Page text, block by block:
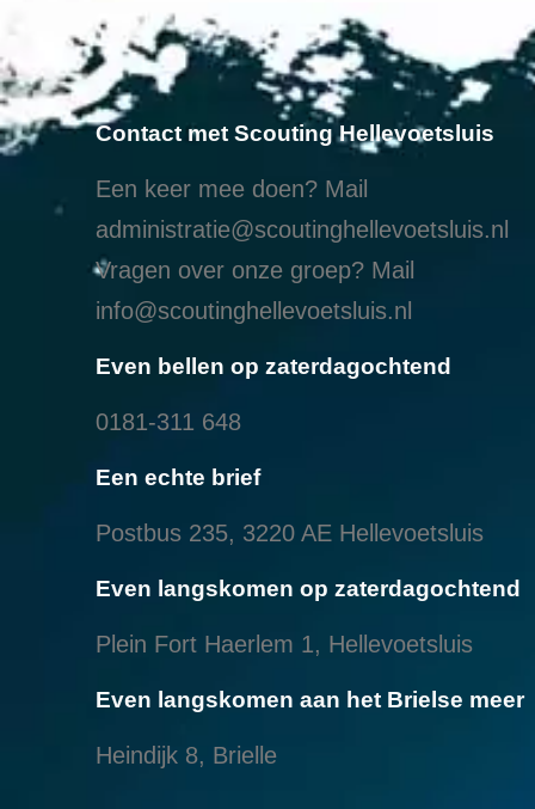
Contact met Scouting Hellevoetsluis
Een keer mee doen? Mail
administratie@scoutinghellevoetsluis.nl
Vragen over onze groep? Mail
info@scoutinghellevoetsluis.nl
Even bellen op zaterdagochtend
0181-311 648
Een echte brief
Postbus 235, 3220 AE Hellevoetsluis
Even langskomen op zaterdagochtend
Plein Fort Haerlem 1, Hellevoetsluis
Even langskomen aan het Brielse meer
Heindijk 8, Brielle